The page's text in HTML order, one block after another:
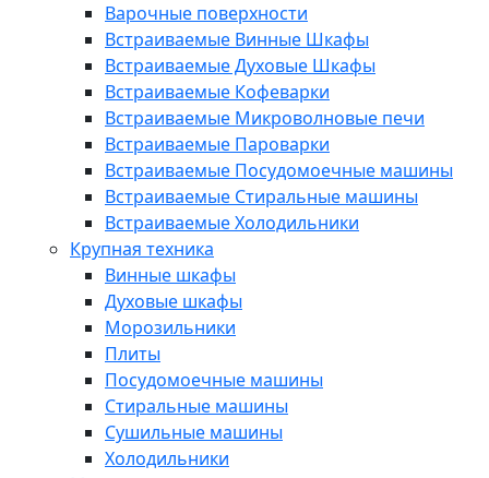
Варочные поверхности
Встраиваемые Винные Шкафы
Встраиваемые Духовые Шкафы
Встраиваемые Кофеварки
Встраиваемые Микроволновые печи
Встраиваемые Пароварки
Встраиваемые Посудомоечные машины
Встраиваемые Стиральные машины
Встраиваемые Холодильники
Крупная техника
Винные шкафы
Духовые шкафы
Морозильники
Плиты
Посудомоечные машины
Стиральные машины
Сушильные машины
Холодильники